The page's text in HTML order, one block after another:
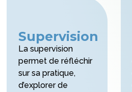
Supervision
La supervision
permet de réfléchir
sur sa pratique,
d’explorer de